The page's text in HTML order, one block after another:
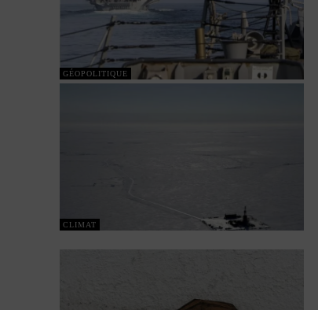
GÉOPOLITIQUE
CLIMAT